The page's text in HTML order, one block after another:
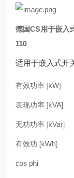
德国CS用于嵌入
110
适用于嵌入式开
有效功率 [kW]
表现功率 [kVA]
无功功率 [kVar]
有效功 [kWh]
cos phi